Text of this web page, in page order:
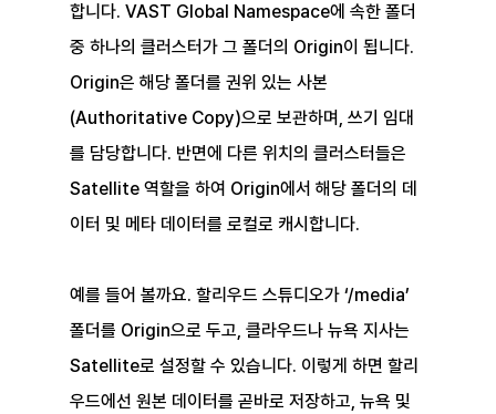
합니다. VAST Global Namespace에 속한 폴더
중 하나의 클러스터가 그 폴더의 Origin이 됩니다.
Origin은 해당 폴더를 권위 있는 사본
(Authoritative Copy)으로 보관하며, 쓰기 임대
를 담당합니다. 반면에 다른 위치의 클러스터들은
Satellite 역할을 하여 Origin에서 해당 폴더의 데
이터 및 메타 데이터를 로컬로 캐시합니다.
예를 들어 볼까요. 할리우드 스튜디오가 ‘/media’
폴더를 Origin으로 두고, 클라우드나 뉴욕 지사는
Satellite로 설정할 수 있습니다. 이렇게 하면 할리
우드에선 원본 데이터를 곧바로 저장하고, 뉴욕 및